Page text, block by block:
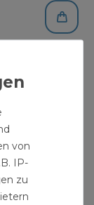
von
IP-
zu